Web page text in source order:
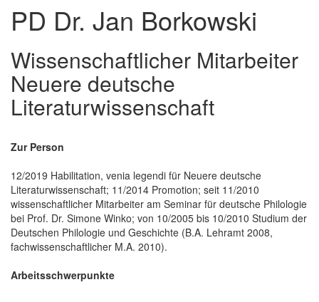
PD Dr. Jan Borkowski
Wissenschaftlicher Mitarbeiter
Neuere deutsche
Literaturwissenschaft
Zur Person
12/2019 Habilitation, venia legendi für Neuere deutsche
Literaturwissenschaft; 11/2014 Promotion; seit 11/2010
wissenschaftlicher Mitarbeiter am Seminar für deutsche Philologie
bei Prof. Dr. Simone Winko; von 10/2005 bis 10/2010 Studium der
Deutschen Philologie und Geschichte (B.A. Lehramt 2008,
fachwissenschaftlicher M.A. 2010).
Arbeitsschwerpunkte